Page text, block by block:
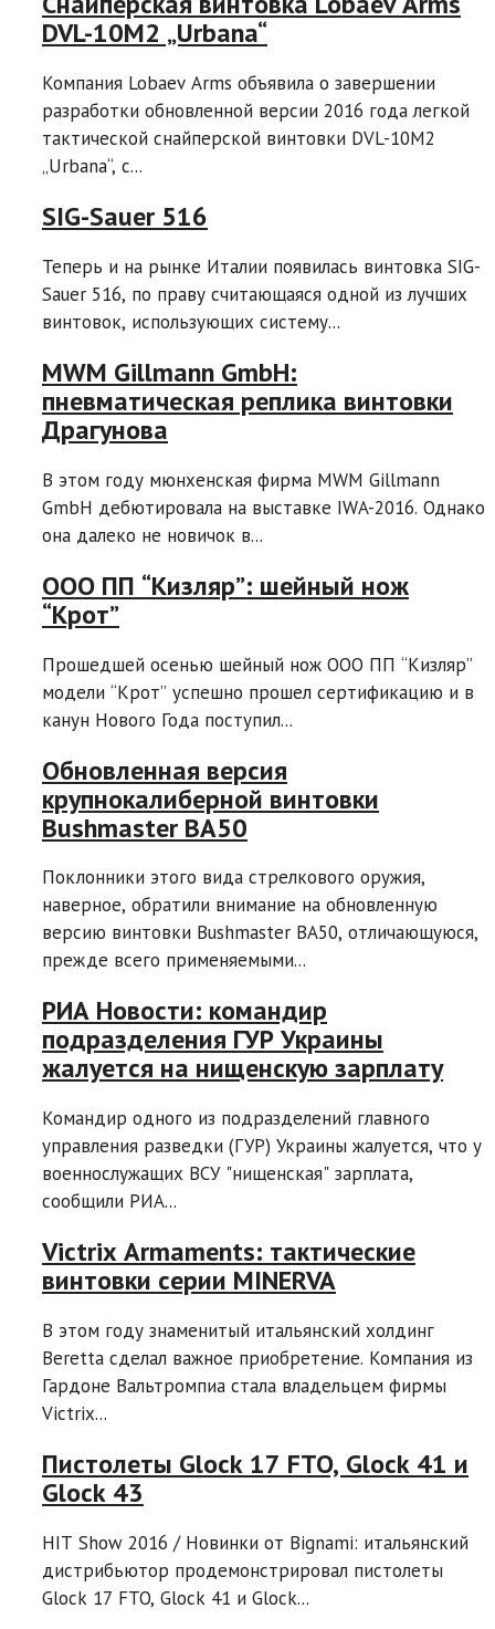
DVL-10M2 „Urbana“
Компания Lobaev Arms объявила о завершении
разработки обновленной версии 2016 года легкой
тактической снайперской винтовки DVL-10M2
„Urbana“, c...
SIG-Sauer 516
Теперь и на рынке Италии появилась винтовка SIG-
Sauer 516, по праву считающаяся одной из лучших
винтовок, использующих систему...
MWM Gillmann GmbH:
пневматическая реплика винтовки
Драгунова
В этом году мюнхенская фирма MWM Gillmann
GmbH дебютировала на выставке IWA-2016. Однако
она далеко не новичок в...
ООО ПП “Кизляр”: шейный нож
“Крот”
Прошедшей осенью шейный нож ООО ПП “Кизляр”
модели “Крот” успешно прошел сертификацию и в
канун Нового Года поступил...
Обновленная версия
крупнокалиберной винтовки
Bushmaster BA50
Поклонники этого вида стрелкового оружия,
наверное, обратили внимание на обновленную
версию винтовки Bushmaster BA50, отличающуюся,
прежде всего применяемыми...
РИА Новости: командир
подразделения ГУР Украины
жалуется на нищенскую зарплату
Командир одного из подразделений главного
управления разведки (ГУР) Украины жалуется, что у
военнослужащих ВСУ "нищенская" зарплата,
сообщили РИА...
Victrix Armaments: тактические
винтовки серии MINERVA
В этом году знаменитый итальянский холдинг
Beretta сделал важное приобретение. Компания из
Гардоне Вальтромпиа стала владельцем фирмы
Victrix...
Пистолеты Glock 17 FTO, Glock 41 и
Glock 43
HIT Show 2016 / Новинки от Bignami: итальянский
дистрибьютор продемонстрировал пистолеты
Glock 17 FTO, Glock 41 и Glock...